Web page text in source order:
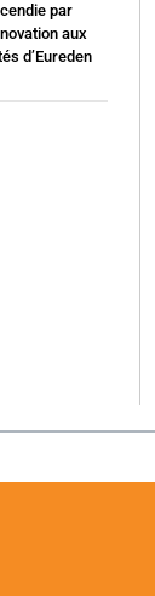
par
aux
d’Eureden